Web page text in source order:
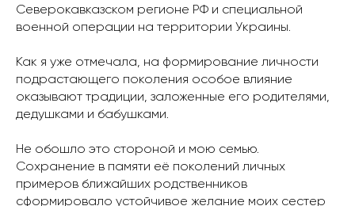
Северокавказском регионе РФ и специальной
военной операции на территории Украины.
Как я уже отмечала, на формирование личности
подрастающего поколения особое влияние
оказывают традиции, заложенные его родителями,
дедушками и бабушками.
Не обошло это стороной и мою семью.
Сохранение в памяти её поколений личных
примеров ближайших родственников
сформировало устойчивое желание моих сестер